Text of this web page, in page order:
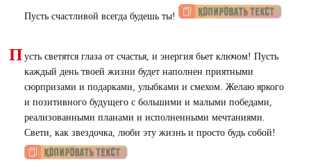
Пусть счастливой всегда будешь ты!
П усть светятся глаза от счастья, и энергия бьет ключом! Пусть
каждый день твоей жизни будет наполнен приятными
сюрпризами и подарками, улыбками и смехом. Желаю яркого
и позитивного будущего с большими и малыми победами,
реализованными планами и исполненными мечтаниями.
Свети, как звездочка, люби эту жизнь и просто будь собой!